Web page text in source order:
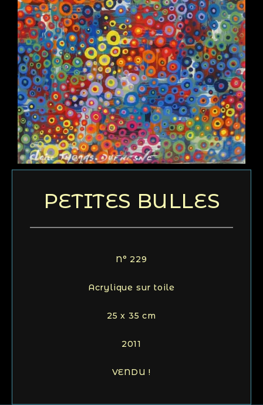
PETITES BULLES
N° 229
Acrylique sur toile
25 x 35 cm
2011
VENDU !